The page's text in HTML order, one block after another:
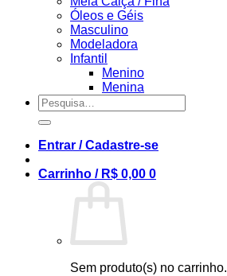
Óleos e Géis
Masculino
Modeladora
Infantil
Menino
Menina
Pesquisar
por:
Entrar / Cadastre-se
Carrinho / R$ 0,00 0
Sem produto(s) no carrinho.